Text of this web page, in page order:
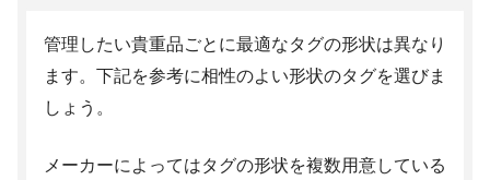
管理したい貴重品ごとに最適なタグの形状は異なり
ます。下記を参考に相性のよい形状のタグを選びま
しょう。
メーカーによってはタグの形状を複数用意している